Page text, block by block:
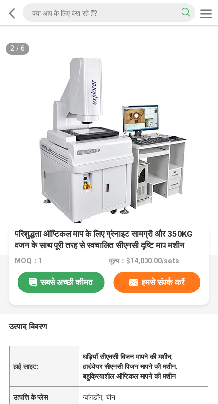
2/ 6
परिशुद्धता ऑप्टिकल माप के लिए ग्रेनाइट सामग्री और 350KG
वजन के साथ पूरी तरह से स्वचालित सीएनसी दृष्टि माप मशीन
MOQ：1 मूल्य：$14,000.00/sets
सबसे अच्छी कीमत हमसे संपर्क करें
उत्पाद विवरण
हाई लाइट:
घड़ियाँ सीएनसी विजन मापने की मशीन,
हार्डवेयर सीएनसी विजन मापने की मशीन,
बहुक्रियाशील ऑप्टिकल मापने की मशीन
उत्पत्ति के प्लेस ग्वांगडोंग, चीन